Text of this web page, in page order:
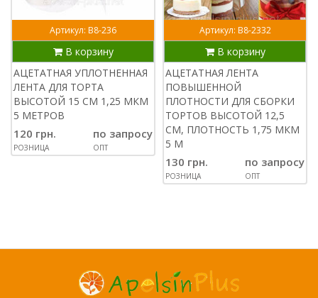
Артикул: В8-236
В корзину
АЦЕТАТНАЯ УПЛОТНЕННАЯ
ЛЕНТА ДЛЯ ТОРТА
ВЫСОТОЙ 15 СМ 1,25 МКМ
5 МЕТРОВ
120 грн.
РОЗНИЦА
по запросу
ОПТ
Артикул: В8-2332
В корзину
АЦЕТАТНАЯ ЛЕНТА
ПОВЫШЕННОЙ
ПЛОТНОСТИ ДЛЯ СБОРКИ
ТОРТОВ ВЫСОТОЙ 12,5
СМ, ПЛОТНОСТЬ 1,75 МКМ
5 М
130 грн.
РОЗНИЦА
по запросу
ОПТ